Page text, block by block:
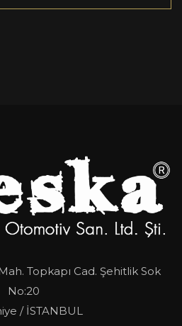
Topkapı Cad. Şehitlik Sok
No:20
/ İSTANBUL